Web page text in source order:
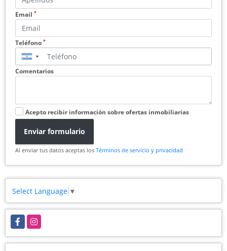
Email *
Teléfono *
▼
Comentarios
Acepto recibir información sobre ofertas inmobiliarias
Enviar formulario
Al enviar tus datos aceptas los Términos de servicio y privacidad
Select Language ▼
FacebookInstagram